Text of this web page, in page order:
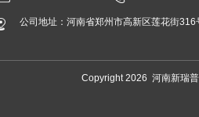
公司地址：河南省郑州市高新区莲花街316
Copyright 2026 河南新瑞